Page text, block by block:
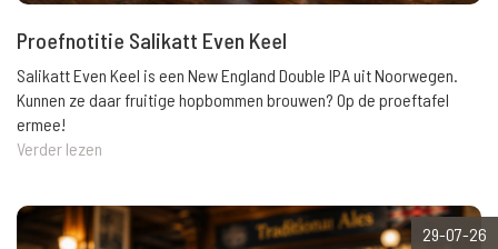
Proefnotitie Salikatt Even Keel
Salikatt Even Keel is een New England Double IPA uit Noorwegen.
Kunnen ze daar fruitige hopbommen brouwen? Op de proeftafel
ermee!
Verder lezen
29-07-26